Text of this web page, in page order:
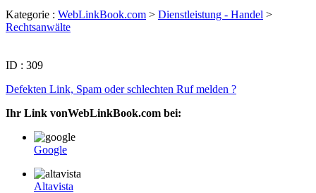
Kategorie : WebLinkBook.com > Dienstleistung - Handel >
Rechtsanwälte
ID : 309
Defekten Link, Spam oder schlechten Ruf melden ?
Ihr Link vonWebLinkBook.com bei:
Google
Altavista